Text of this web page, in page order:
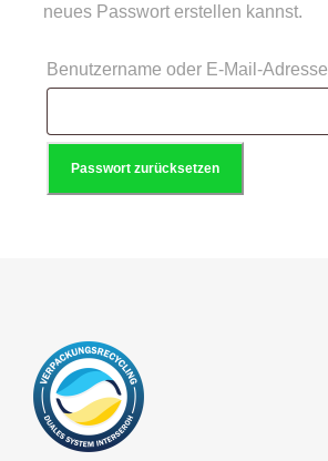
neues Passwort erstellen kannst.
Benutzername oder E-Mail-Adresse
Passwort zurücksetzen